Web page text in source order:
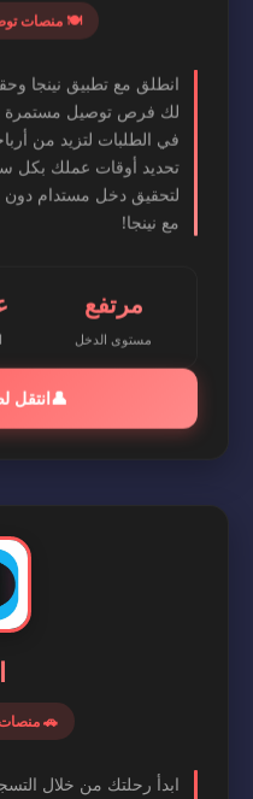
🍽️ منصات
انطلق مع تطبيق نينجا
لك فرص توصيل مستمرة
في الطلبات لتزيد من
تحديد أوقات عملك بكل
لتحقيق دخل مستدام
مع نينجا!
مرتفع
مستوى الدخل
👤انتقل
🚗
ابدأ رحلتك من خلال